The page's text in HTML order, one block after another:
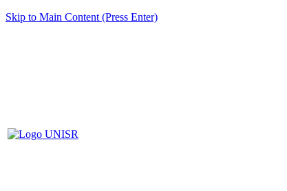
Skip to Main Content (Press Enter)